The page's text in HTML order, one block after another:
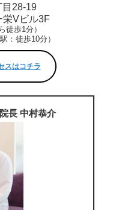
目28-19
栄Vビル3F
徒歩1分）
：徒歩10分）
スはコチラ
長 中村恭介